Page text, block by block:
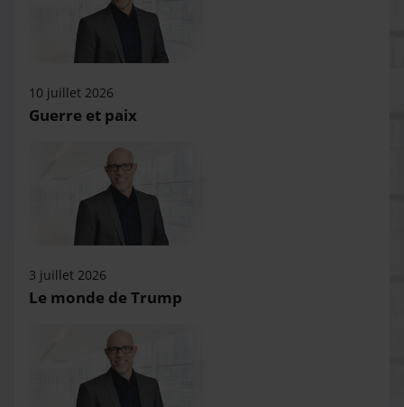
10 juillet 2026
Guerre et paix
3 juillet 2026
Le monde de Trump